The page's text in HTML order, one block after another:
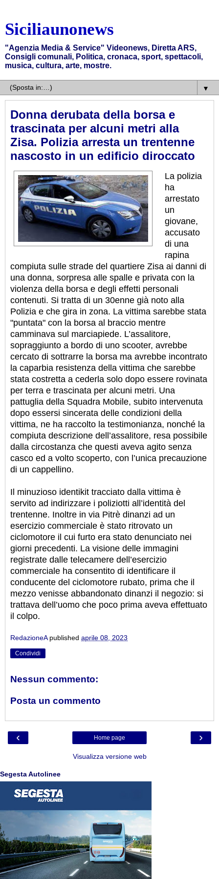
Siciliaunonews
"Agenzia Media & Service" Videonews, Diretta ARS,
Consigli comunali, Politica, cronaca, sport, spettacoli,
musica, cultura, arte, mostre.
▼
Donna derubata della borsa e
trascinata per alcuni metri alla
Zisa. Polizia arresta un trentenne
nascosto in un edificio diroccato
La polizia
ha
arrestato
un
giovane,
accusato
di una
rapina
compiuta sulle strade del quartiere Zisa ai danni di
una donna, sorpresa alle spalle e privata con la
violenza della borsa e degli effetti personali
contenuti. Si tratta di un 30enne già noto alla
Polizia e che gira in zona. La vittima sarebbe stata
"puntata" con la borsa al braccio mentre
camminava sul marciapiede. L’assalitore,
sopraggiunto a bordo di uno scooter, avrebbe
cercato di sottrarre la borsa ma avrebbe incontrato
la caparbia resistenza della vittima che sarebbe
stata costretta a cederla solo dopo essere rovinata
per terra e trascinata per alcuni metri. Una
pattuglia della Squadra Mobile, subito intervenuta
dopo essersi sincerata delle condizioni della
vittima, ne ha raccolto la testimonianza, nonché la
compiuta descrizione dell’assalitore, resa possibile
dalla circostanza che questi aveva agito senza
casco ed a volto scoperto, con l’unica precauzione
di un cappellino.
Il minuzioso identikit tracciato dalla vittima è
servito ad indirizzare i poliziotti all’identità del
trentenne. Inoltre in via Pitrè dinanzi ad un
esercizio commerciale è stato ritrovato un
ciclomotore il cui furto era stato denunciato nei
giorni precedenti. La visione delle immagini
registrate dalle telecamere dell’esercizio
commerciale ha consentito di identificare il
conducente del ciclomotore rubato, prima che il
mezzo venisse abbandonato dinanzi il negozio: si
trattava dell’uomo che poco prima aveva effettuato
il colpo.
RedazioneA published aprile 08, 2023
Condividi
Nessun commento:
Posta un commento
‹ ›
Home page
Visualizza versione web
Segesta Autolinee